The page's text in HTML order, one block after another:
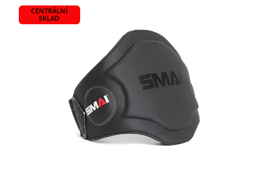
CENTRÁLNÍ
SKLAD